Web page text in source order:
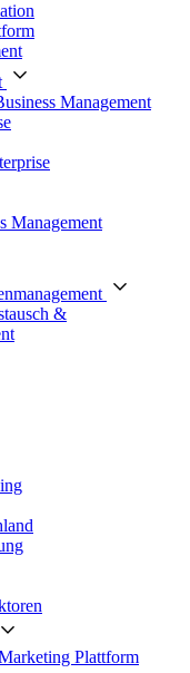
Management
Management
&
Plattform